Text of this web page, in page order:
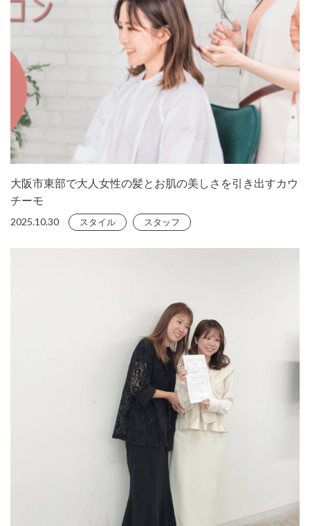
大阪市東部で大人女性の髪とお肌の美しさを引き出すカウ
チーモ
2025.10.30
スタイル スタッフ